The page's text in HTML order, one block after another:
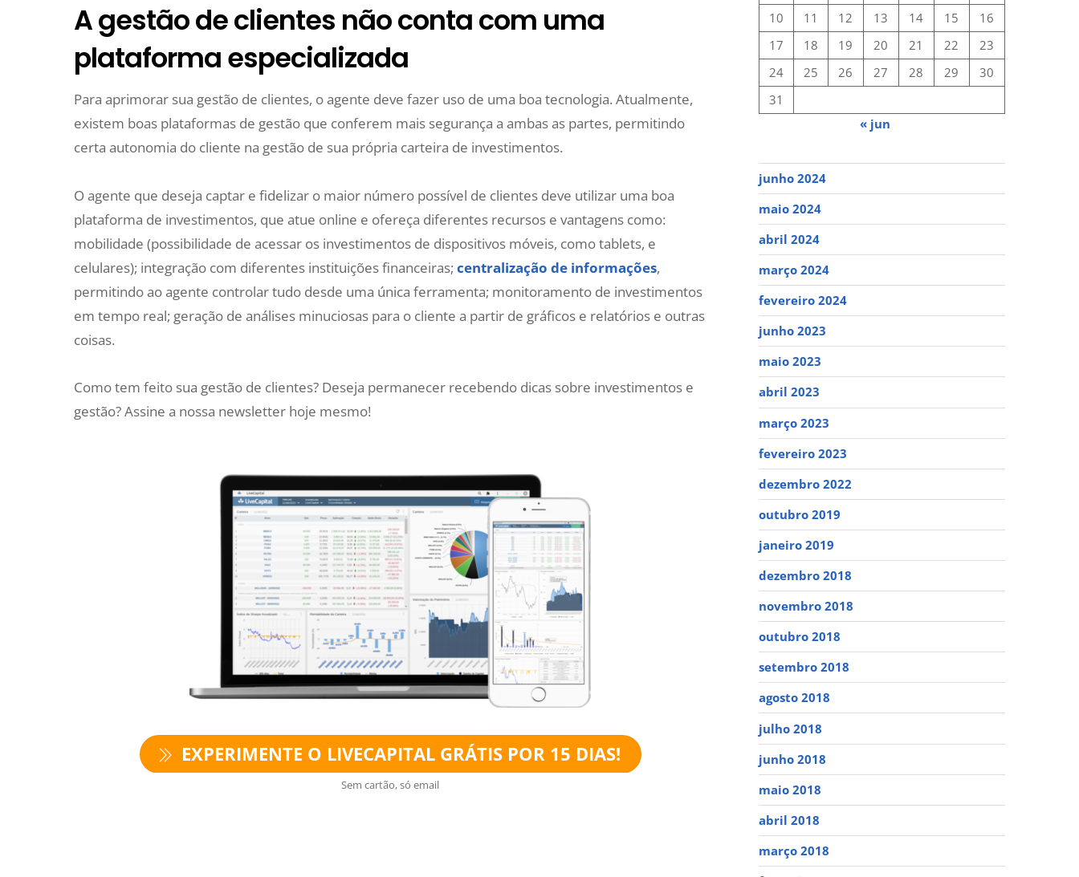
A gestão de clientes não conta com uma
plataforma especializada
Para aprimorar sua gestão de clientes, o agente deve fazer uso de uma boa tecnologia. Atualmente,
existem boas plataformas de gestão que conferem mais segurança a ambas as partes, permitindo
certa autonomia do cliente na gestão de sua própria carteira de investimentos.
O agente que deseja captar e fidelizar o maior número possível de clientes deve utilizar uma boa
plataforma de investimentos, que atue online e ofereça diferentes recursos e vantagens como:
mobilidade (possibilidade de acessar os investimentos de dispositivos móveis, como tablets, e
celulares); integração com diferentes instituições financeiras; centralização de informações,
permitindo ao agente controlar tudo desde uma única ferramenta; monitoramento de investimentos
em tempo real; geração de análises minuciosas para o cliente a partir de gráficos e relatórios e outras
coisas.
Como tem feito sua gestão de clientes? Deseja permanecer recebendo dicas sobre investimentos e
gestão? Assine a nossa newsletter hoje mesmo!
EXPERIMENTE O LIVECAPITAL GRÁTIS POR 15 DIAS!
Sem cartão, só email
10
11 12 13 14 15
16
17
18 19 20 21 22
23
24
25 26 27 28 29
30
31
« jun
junho 2024
maio 2024
abril 2024
março 2024
fevereiro 2024
junho 2023
maio 2023
abril 2023
março 2023
fevereiro 2023
dezembro 2022
outubro 2019
janeiro 2019
dezembro 2018
novembro 2018
outubro 2018
setembro 2018
agosto 2018
julho 2018
junho 2018
maio 2018
abril 2018
março 2018